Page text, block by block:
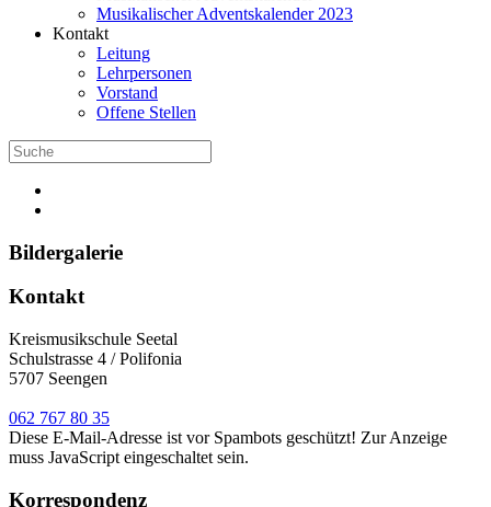
Musikalischer Adventskalender 2023
Kontakt
Leitung
Lehrpersonen
Vorstand
Offene Stellen
Bildergalerie
Kontakt
Kreismusikschule Seetal
Schulstrasse 4 / Polifonia
5707 Seengen
062 767 80 35
Diese E-Mail-Adresse ist vor Spambots geschützt! Zur Anzeige
muss JavaScript eingeschaltet sein.
Korrespondenz